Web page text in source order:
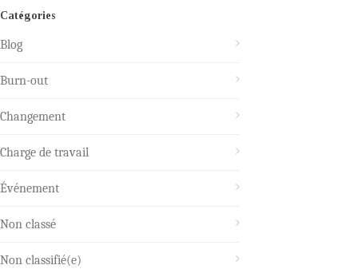
Catégories
Blog
Burn-out
Changement
Charge de travail
Événement
Non classé
Non classifié(e)